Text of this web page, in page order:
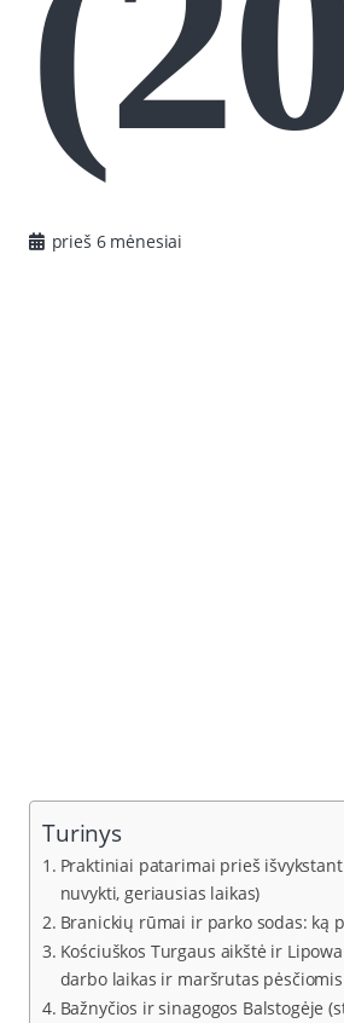
prieš 6 mėnesiai
Turinys
Praktiniai patarimai prieš
nuvykti, geriausias laikas)
Branickių rūmai ir parko sodas: ką
Kościuškos Turgaus aikštė ir
darbo laikas ir maršrutas pėsčiomis
Bažnyčios ir sinagogos Balstogėje